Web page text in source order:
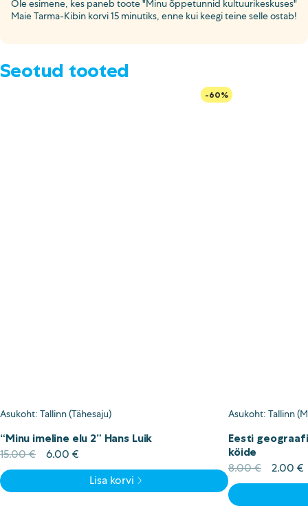
Ole esimene, kes paneb toote "Minu õppetunnid kultuurikeskuses"
Maie Tarma-Kibin korvi 15 minutiks, enne kui keegi teine selle ostab!
Seotud tooted
-60%
Asukoht: Tallinn (Tähesaju)
“Minu imeline elu 2” Hans Luik
15.00€
Algne
hind
15.00 €.
6.00 €
price
6.00 €.
Lisa korvi
Asukoht: Tallinn
Eesti
köide
8.00€
Algne
hind
8.00 €.
2.00 €